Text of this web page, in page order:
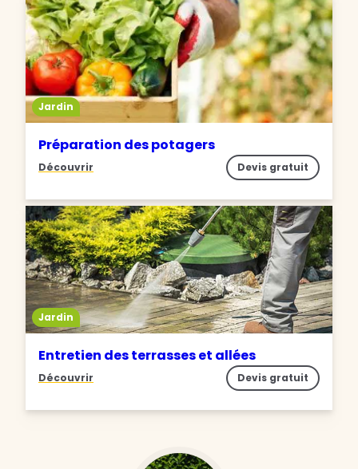
Jardin
Préparation des potagers
Découvrir Devis gratuit
Jardin
Entretien des terrasses et allées
Découvrir Devis gratuit